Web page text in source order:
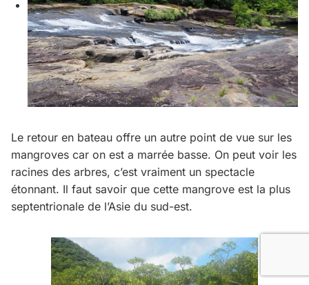
Le retour en bateau offre un autre point de vue sur les
mangroves car on est a marrée basse. On peut voir les
racines des arbres, c’est vraiment un spectacle
étonnant. Il faut savoir que cette mangrove est la plus
septentrionale de l’Asie du sud-est.